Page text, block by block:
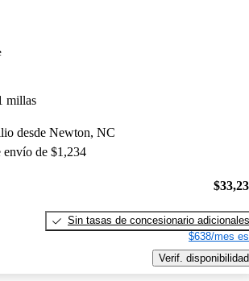
millas
desde Newton, NC
de $1,234
Sin tasas de concesionario adicionales
$638/mes
Verif. disponibilidad